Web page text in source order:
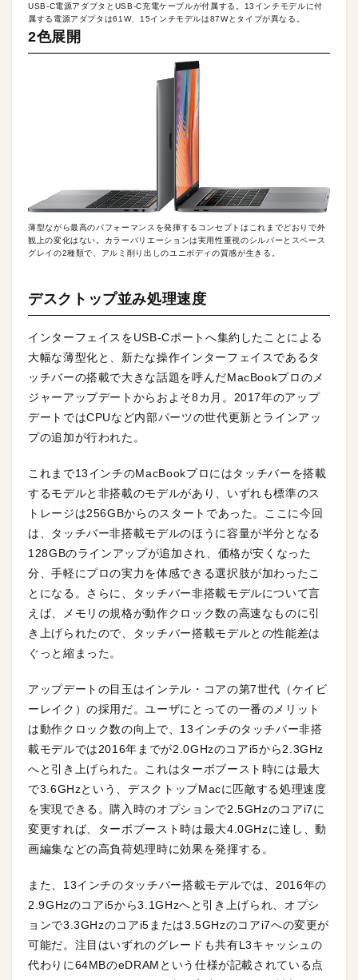
USB-C電源アダプタとUSB-C充電ケーブルが付属する。13インチモデルに付
属する電源アダプタは61W、15インチモデルは87Wとタイプが異なる。
2色展開
薄型ながら最高のパフォーマンスを発揮するコンセプトはこれまでどおりで外
観上の変化はない。カラーバリエーションは実用性重視のシルバーとスペース
グレイの2種類で、アルミ削り出しのユニボディの質感が生きる。
デスクトップ並み処理速度
インターフェイスをUSB-Cポートへ集約したことによる
大幅な薄型化と、新たな操作インターフェイスであるタ
ッチバーの搭載で大きな話題を呼んだMacBookプロのメ
ジャーアップデートからおよそ8カ月。2017年のアップ
デートではCPUなど内部パーツの世代更新とラインアッ
プの追加が行われた。
これまで13インチのMacBookプロにはタッチバーを搭載
するモデルと非搭載のモデルがあり、いずれも標準のス
トレージは256GBからのスタートであった。ここに今回
は、タッチバー非搭載モデルのほうに容量が半分となる
128GBのラインアップが追加され、価格が安くなった
分、手軽にプロの実力を体感できる選択肢が加わったこ
とになる。さらに、タッチバー非搭載モデルについて言
えば、メモリの規格が動作クロック数の高速なものに引
き上げられたので、タッチバー搭載モデルとの性能差は
ぐっと縮まった。
アップデートの目玉はインテル・コアの第7世代（ケイビ
ーレイク）の採用だ。ユーザにとっての一番のメリット
は動作クロック数の向上で、13インチのタッチバー非搭
載モデルでは2016年までが2.0GHzのコアi5から2.3GHz
へと引き上げられた。これはターボブースト時には最大
で3.6GHzという、デスクトップMacに匹敵する処理速度
を実現できる。購入時のオプションで2.5GHzのコアi7に
変更すれば、ターボブースト時は最大4.0GHzに達し、動
画編集などの高負荷処理時に効果を発揮する。
また、13インチのタッチバー搭載モデルでは、2016年の
2.9GHzのコアi5から3.1GHzへと引き上げられ、オプシ
ョンで3.3GHzのコアi5または3.5GHzのコアi7への変更が
可能だ。注目はいずれのグレードも共有L3キャッシュの
代わりに64MBのeDRAMという仕様が記載されている点